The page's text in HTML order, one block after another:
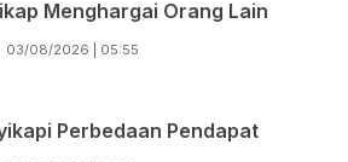
Menghargai Orang Lain
03/08/2026 | 05:55
Perbedaan Pendapat